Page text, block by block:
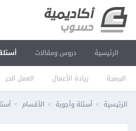
الرئيسية دروس ومقالات
البرمجة ريادة الأعمال العمل الحر
الرئيسية أسئلة وأجوبة الأقسام